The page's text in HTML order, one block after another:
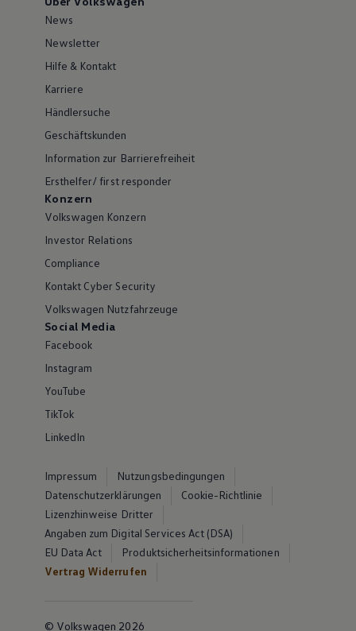
News
Newsletter
Hilfe & Kontakt
Karriere
Händlersuche
Geschäftskunden
Information zur Barrierefreiheit
Ersthelfer/ first responder
Konzern
Volkswagen Konzern
Investor Relations
Compliance
Kontakt Cyber Security
Volkswagen Nutzfahrzeuge
Social Media
Facebook
Instagram
YouTube
TikTok
LinkedIn
Impressum
Nutzungsbedingungen
Datenschutzerklärungen
Cookie-Richtlinie
Lizenzhinweise Dritter
Angaben zum Digital Services Act (DSA)
EU Data Act
Produktsicherheitsinformationen
Vertrag Widerrufen
© Volkswagen 2026